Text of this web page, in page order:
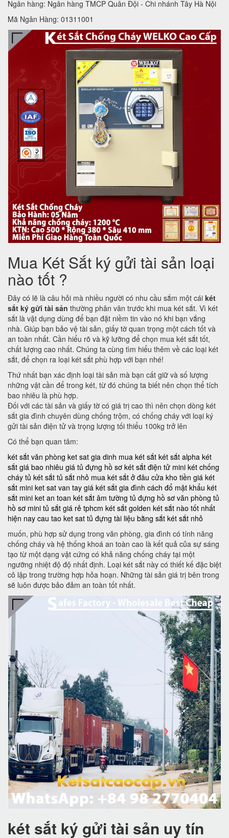
Ngân hàng: Ngân hàng TMCP Quân Đội - Chi nhánh Tây Hà Nội
Mã Ngân Hàng: 01311001
Mua Két Sắt ký gửi tài sản loại
nào tốt ?
Đây có lẽ là câu hỏi mà nhiều người có nhu cầu sắm một cái két
sắt ký gửi tài sản thường phân vân trước khi mua két sắt. Vì két
sắt là vật dụng dùng để bạn đặt niềm tin vào nó khi bạn vắng
nhà. Giúp bạn bảo vệ tài sản, giấy tờ quan trọng một cách tốt và
an toàn nhất. Cần hiểu rõ và kỹ lưỡng để chọn mua két sắt tốt,
chất lượng cao nhất. Chúng ta cùng tìm hiểu thêm về các loại két
sắt, để chọn ra loại két sắt phù hợp với bạn nhé!
Thứ nhất bạn xác định loại tài sản mà bạn cất giữ và số lượng
những vật cần để trong két, từ đó chúng ta biết nên chọn thể tích
bao nhiêu là phù hợp.
Đối với các tài sản và giấy tờ có giá trị cao thì nên chọn dòng két
sắt gia đình chuyên dùng chống trộm, có chống cháy với loại ký
gửi tài sản điện tử và trọng lượng tối thiểu 100kg trở lên
Có thể bạn quan tâm:
két sắt văn phòng ket sat gia dinh mua két sắt két sắt alpha két
sắt giá bao nhiêu giá tủ đựng hồ sơ két sắt điện tử mini két chống
cháy tủ két sắt tủ sắt nhỏ mua két sắt ở đâu cửa kho tiền giá két
sắt mini ket sat van tay giá két sắt gia đình cách đổ mật khẩu két
sắt mini ket an toan két sắt âm tường tủ đựng hồ sơ văn phòng tủ
hồ sơ mini tủ sắt giá rẻ tphcm két sắt golden két sắt nào tốt nhất
hiện nay cau tao ket sat tủ đựng tài liệu bằng sắt két sắt nhỏ
muốn, phù hợp sử dụng trong văn phòng, gia đình có tính năng
chống cháy và hệ thống khoá an toàn cao là kết quả của sự sáng
tạo từ một dạng vật cứng có khả năng chống cháy tại một
ngưỡng nhiệt độ độ nhất định. Loại két sắt này có thiết kế đặc biệt
cô lập trong trường hợp hỏa hoạn. Những tài sản giá trị bên trong
sẽ luôn được bảo đảm an toàn tốt nhất.
két sắt ký gửi tài sản uy tín